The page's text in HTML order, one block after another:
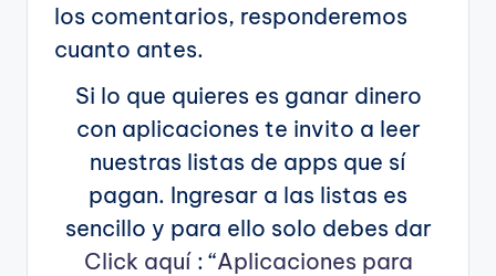
los comentarios, responderemos
cuanto antes.
Si lo que quieres es ganar dinero
con aplicaciones te invito a leer
nuestras listas de apps que sí
pagan. Ingresar a las listas es
sencillo y para ello solo debes dar
Click aquí: “Aplicaciones para